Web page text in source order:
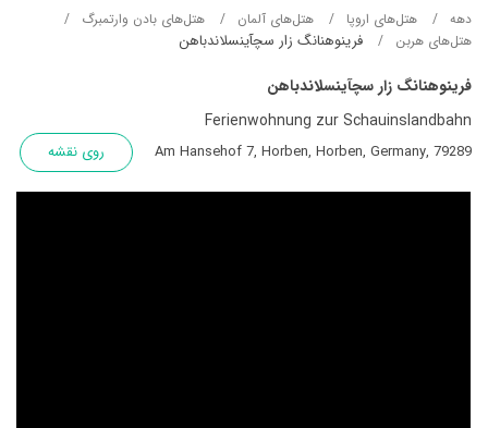
دهه هتل‌های اروپا هتل‌های آلمان
هتل‌های بادن وارتمبرگ
هتل‌های هربن
فرینوهنانگ زار سچآینسلاندباهن
فرینوهنانگ زار سچآینسلاندباهن
Ferienwohnung zur Schauinslandbahn
Am Hansehof 7, Horben, Horben, Germany, 79289 روی نقشه